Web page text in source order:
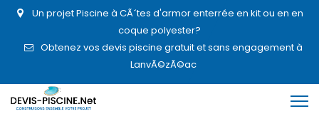
Un projet Piscine à CÃ´tes d'armor enterrée en kit ou en en
coque polyester?
Obtenez vos devis piscine gratuit et sans engagement à
LanvÃ©zÃ©ac